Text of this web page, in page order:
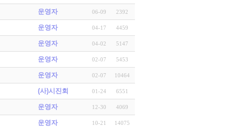
운영자 06-09 2392
운영자 04-17 4459
운영자 04-02 5147
운영자 02-07 5453
운영자 02-07 10464
(사)시진회 01-24 6551
운영자 12-30 4069
운영자 10-21 14075